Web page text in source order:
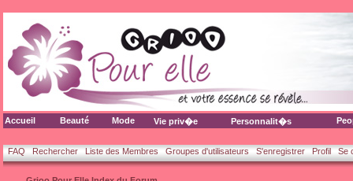
Accueil Beauté Mode Vie priv�e Personnalit�s
FAQ Rechercher Liste des Membres Groupes d'utilisateurs S'enregistrer Profil Se